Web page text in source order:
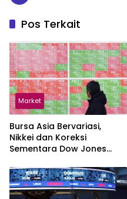
Pos Terkait
Market
Bursa Asia Bervariasi,
Nikkei dan Koreksi
Sementara Dow Jones